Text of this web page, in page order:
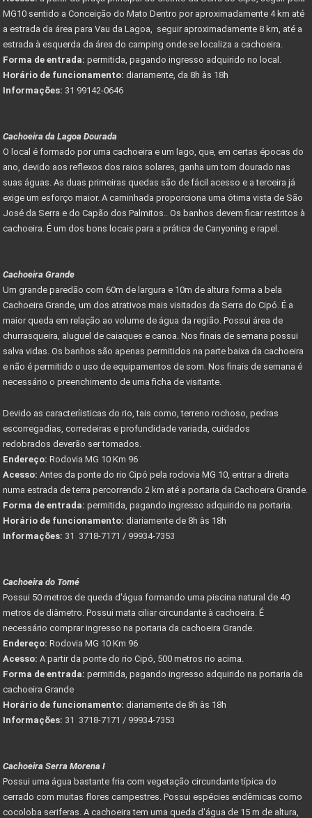
MG10 sentido a Conceição do Mato Dentro por aproximadamente 4 km até
a estrada da área para Vau da Lagoa, seguir aproximadamente 8 km, até a
estrada à esquerda da área do camping onde se localiza a cachoeira.
Forma de entrada: permitida, pagando ingresso adquirido no local.
Horário de funcionamento: diariamente, da 8h às 18h
Informações: 31 99142-0646
Cachoeira da Lagoa Dourada
O local é formado por uma cachoeira e um lago, que, em certas épocas do
ano, devido aos reflexos dos raios solares, ganha um tom dourado nas
suas águas. As duas primeiras quedas são de fácil acesso e a terceira já
exige um esforço maior. A caminhada proporciona uma ótima vista de São
José da Serra e do Capão dos Palmitos.. Os banhos devem ficar restritos à
cachoeira. É um dos bons locais para a prática de Canyoning e rapel.
Cachoeira Grande
Um grande paredão com 60m de largura e 10m de altura forma a bela
Cachoeira Grande, um dos atrativos mais visitados da Serra do Cipó. É a
maior queda em relação ao volume de água da região. Possui área de
churrasqueira, aluguel de caiaques e canoa. Nos finais de semana possui
salva vidas. Os banhos são apenas permitidos na parte baixa da cachoeira
e não é permitido o uso de equipamentos de som. Nos finais de semana é
necessário o preenchimento de uma ficha de visitante.
Devido as caracteríisticas do rio, tais como, terreno rochoso, pedras
escorregadias, corredeiras e profundidade variada, cuidados
redobrados deverão ser tomados.
Endereço: Rodovia MG 10 Km 96
Acesso: Antes da ponte do rio Cipó pela rodovia MG 10, entrar a direita
numa estrada de terra percorrendo 2 km até a portaria da Cachoeira Grande.
Forma de entrada: permitida, pagando ingresso adquirido na portaria.
Horário de funcionamento: diariamente de 8h às 18h
Informações: 31 3718-7171 / 99934-7353
Cachoeira do Tomé
Possui 50 metros de queda d'água formando uma piscina natural de 40
metros de diâmetro. Possui mata ciliar circundante à cachoeira. É
necessário comprar ingresso na portaria da cachoeira Grande.
Endereço: Rodovia MG 10 Km 96
Acesso: A partir da ponte do rio Cipó, 500 metros rio acima.
Forma de entrada: permitida, pagando ingresso adquirido na portaria da
cachoeira Grande
Horário de funcionamento: diariamente de 8h às 18h
Informações: 31 3718-7171 / 99934-7353
Cachoeira Serra Morena I
Possui uma água bastante fria com vegetação circundante típica do
cerrado com muitas flores campestres. Possui espécies endêmicas como
cocoloba seriferas. A cachoeira tem uma queda d'água de 15 m de altura,